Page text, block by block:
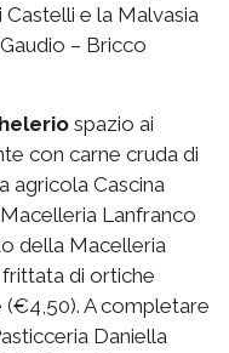
e la Malvasia
– Bricco
spazio ai
con carne cruda di
agricola Cascina
Lanfranco
della Macelleria
di ortiche
A completare
Daniella